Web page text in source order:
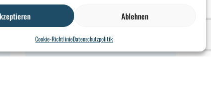
Ablehnen
Cookie-RichtlinieDatenschutzpolitik